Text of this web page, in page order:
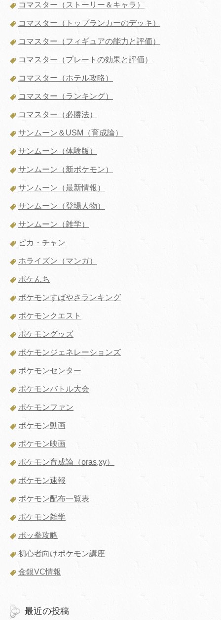
コマスター（ストーリー＆キャラ）
コマスター（トップランカーのデッキ）
コマスター（フィギュアの能力と評価）
コマスター（プレートの効果と評価）
コマスター（ホテル攻略）
コマスター（ランキング）
コマスター（必勝法）
サンムーン＆USM（育成論）
サンムーン（体験版）
サンムーン（新ポケモン）
サンムーン（最新情報）
サンムーン（登場人物）
サンムーン（雑学）
ピカ・チャン
ホライズン（マンガ）
ポケんち
ポケモンすばやさランキング
ポケモンクエスト
ポケモングッズ
ポケモンジェネレーションズ
ポケモンセンター
ポケモンバトル大会
ポケモンファン
ポケモン動画
ポケモン映画
ポケモン育成論（oras,xy）
ポケモン速報
ポケモン配布一覧表
ポケモン雑学
ポッ拳攻略
初心者向けポケモン講座
金銀VC情報
最近の投稿